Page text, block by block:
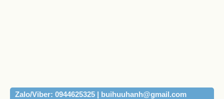
Zalo/Viber: 0944625325 | buihuuhanh@gmail.com